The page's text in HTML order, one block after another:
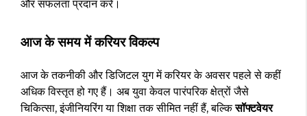
और सफलता प्रदान करे।
आज के समय में करियर विकल्प
आज के तकनीकी और डिजिटल युग में करियर के अवसर पहले से कहीं
अधिक विस्तृत हो गए हैं। अब युवा केवल पारंपरिक क्षेत्रों जैसे
चिकित्सा, इंजीनियरिंग या शिक्षा तक सीमित नहीं हैं, बल्किसॉफ्टवेयर